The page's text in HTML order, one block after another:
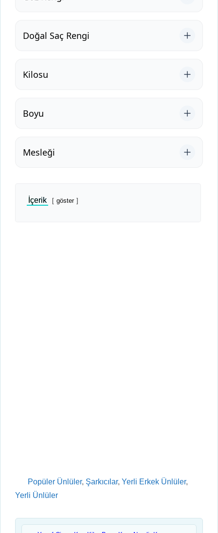
Doğal Saç Rengi
Kilosu
Boyu
Mesleği
İçerik göster
Kategoriler
Popüler Ünlüler, Şarkıcılar, Yerli Erkek Ünlüler,
Yerli Ünlüler